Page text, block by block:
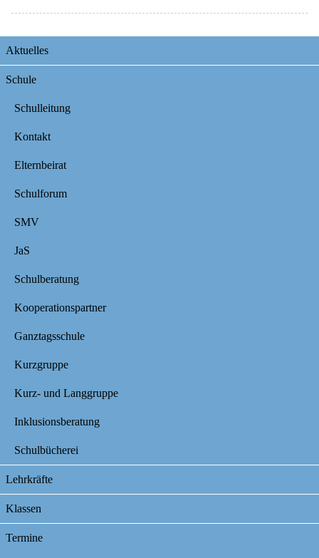
Navigation
Aktuelles
Schule
Schulleitung
Kontakt
Elternbeirat
Schulforum
SMV
JaS
Schulberatung
Kooperationspartner
Ganztagsschule
Kurzgruppe
Kurz- und Langgruppe
Inklusionsberatung
Schulbücherei
Lehrkräfte
Klassen
Termine